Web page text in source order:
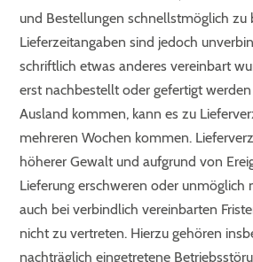
und Bestellungen schnellstmöglich zu
Lieferzeitangaben sind jedoch
schriftlich etwas anderes vereinbart
erst nachbestellt oder gefertigt
Ausland kommen, kann es zu
mehreren Wochen kommen.
höherer Gewalt und aufgrund von
Lieferung erschweren oder unmöglich
auch bei verbindlich vereinbarten
nicht zu vertreten. Hierzu gehören
nachträglich eingetretene